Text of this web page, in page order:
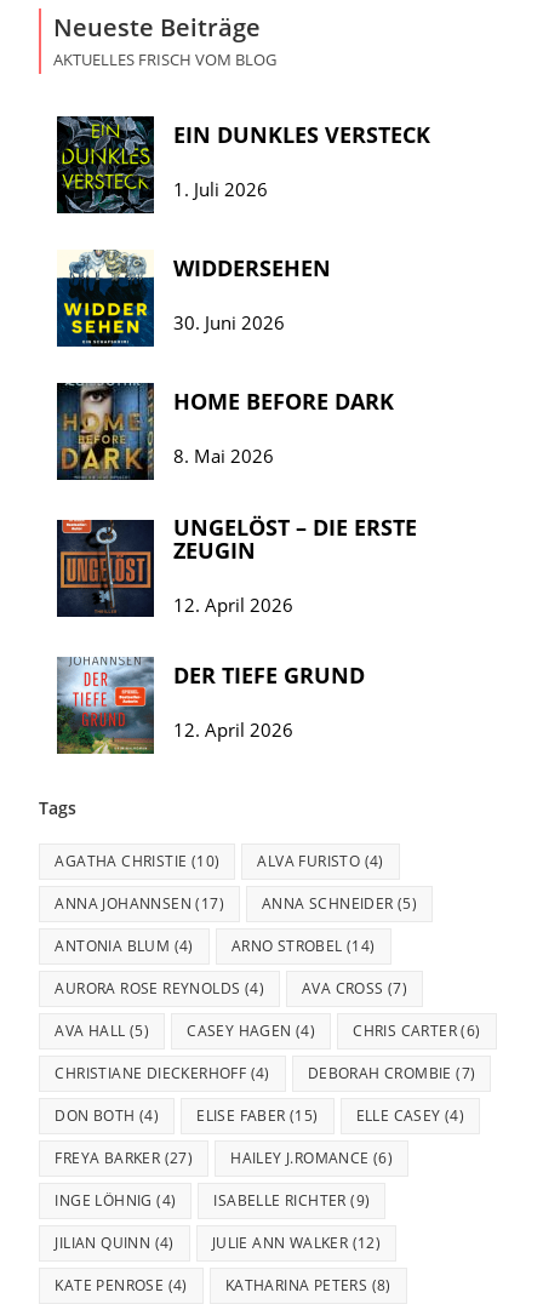
Neueste Beiträge
AKTUELLES FRISCH VOM BLOG
EIN DUNKLES VERSTECK
1. Juli 2026
WIDDERSEHEN
30. Juni 2026
HOME BEFORE DARK
8. Mai 2026
UNGELÖST – DIE ERSTE
ZEUGIN
12. April 2026
DER TIEFE GRUND
12. April 2026
Tags
AGATHA CHRISTIE (10) ALVA FURISTO (4)
ANNA JOHANNSEN (17) ANNA SCHNEIDER (5)
ANTONIA BLUM (4) ARNO STROBEL (14)
AURORA ROSE REYNOLDS (4) AVA CROSS (7)
AVA HALL (5) CASEY HAGEN (4) CHRIS CARTER(6)
CHRISTIANE DIECKERHOFF (4) DEBORAH CROMBIE (7)
DON BOTH (4) ELISE FABER (15) ELLE CASEY (4)
FREYA BARKER (27) HAILEY J.ROMANCE (6)
INGE LÖHNIG (4) ISABELLE RICHTER (9)
JILIAN QUINN (4) JULIE ANN WALKER (12)
KATE PENROSE (4) KATHARINA PETERS (8)